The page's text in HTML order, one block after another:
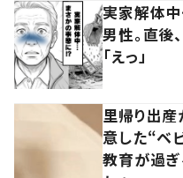
実家解体
男性。直
「えっ」
里帰り出
意した“ベ
教育が過ぎ